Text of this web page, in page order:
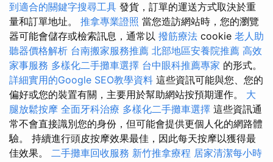
到適合的關鍵字搜尋工具 發貨，訂單的運送方式取決於重
量和訂單地址。 推拿專業證照 當您造訪網站時，您的瀏覽
器可能會儲存或檢索訊息，通常以 撥筋療法 cookie 老人助
聽器價格解析 台南搬家服務推薦 北部地區安養院推薦 高效
家事服務 多樣化二手攤車選擇 台中眼科推薦專家 的形式。
詳細實用的Google SEO教學資料 這些資訊可能與您、您的
偏好或您的裝置有關，主要用於幫助網站按預期運作。 大
腿放鬆按摩 全面牙科治療 多樣化二手攤車選擇 這些資訊通
常不會直接識別您的身份，但可能會提供更個人化的網路體
驗。 持續進行頭皮按摩效果最佳，因此每天按摩以獲得最
佳效果。 二手攤車回收服務 新竹推拿療程 居家清潔每小時